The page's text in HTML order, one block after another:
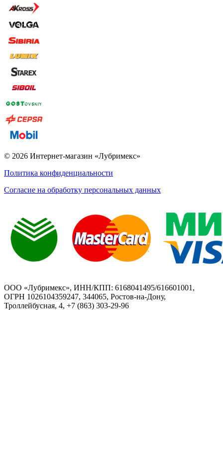
© 2026 Интернет-магазин «Лубримекс»
Политика конфиденциальности
Согласие на обработку персональных данных
ООО «Лубримекс», ИНН/КПП: 6168041495/616601001,
ОГРН 1026104359247, 344065, Ростов-на-Дону,
Троллейбусная, 4, +7 (863) 303-29-96